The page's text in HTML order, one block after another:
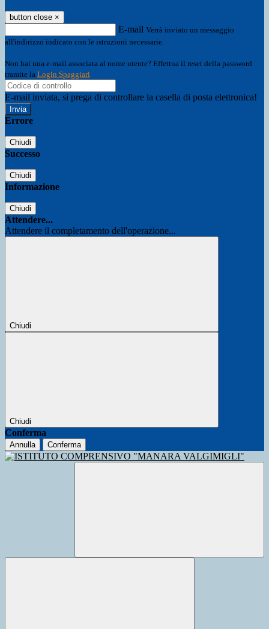
button close ×
E-mail Verrà inviato un messaggio
all'indirizzo indicato con le istruzioni necessarie.
Non hai una e-mail associata al nome utente? Effettua il reset della password
tramite la Login Spaggiari
E-mail inviata, si prega di controllare la casella di posta elettronica!
Errore
Chiudi
Successo
Chiudi
Informazione
Chiudi
Attendere...
Attendere il completamento dell'operazione...
Chiudi
Chiudi
Conferma
Annulla Conferma